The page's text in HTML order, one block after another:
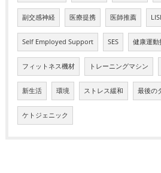
副交感神経 医療提携 医師推薦
Self Employed Support SES 健康運動
フィットネス機材 トレーニングマシン
新生活 環境 ストレス緩和 最後の
ケトジェニック